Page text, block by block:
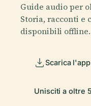
Guide audio per
Storia, racconti e
disponibili offline.
Scarica l'app
Unisciti a oltre